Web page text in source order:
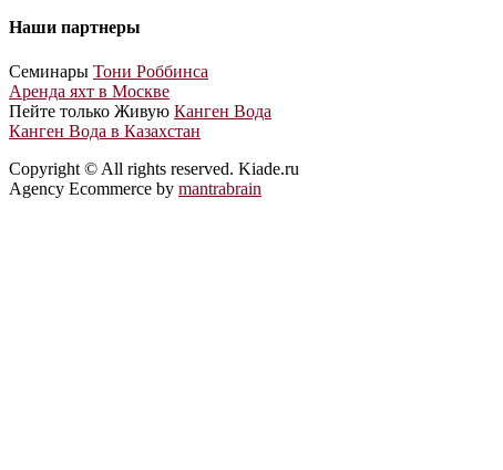
Наши партнеры
Cеминары Тони Роббинса
Аренда яхт в Москве
Пейте только Живую Канген Вода
Канген Вода в Казахстан
Copyright © All rights reserved. Kiade.ru
Agency Ecommerce by mantrabrain